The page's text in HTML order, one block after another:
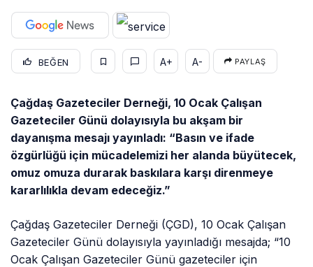
BEĞEN A+ A- PAYLAŞ
Çağdaş Gazeteciler Derneği, 10 Ocak Çalışan
Gazeteciler Günü dolayısıyla bu akşam bir
dayanışma mesajı yayınladı: “Basın ve ifade
özgürlüğü için mücadelemizi her alanda büyütecek,
omuz omuza durarak baskılara karşı direnmeye
kararlılıkla devam edeceğiz.”
Çağdaş Gazeteciler Derneği (ÇGD), 10 Ocak Çalışan
Gazeteciler Günü dolayısıyla yayınladığı mesajda; “10
Ocak Çalışan Gazeteciler Günü gazeteciler için